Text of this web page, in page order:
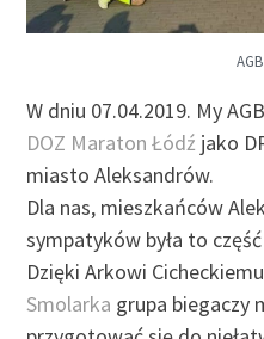
W dniu 07.04.2019. My
DOZ Maraton Łódź jako
miasto Aleksandrów.
Dla nas, mieszkańców
sympatyków była to
Dzięki Arkowi
Smolarka grupa biegaczy